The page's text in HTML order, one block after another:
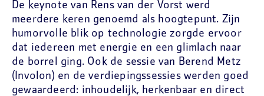
De keynote van Rens van der Vorst werd
meerdere keren genoemd als hoogtepunt. Zijn
humorvolle blik op technologie zorgde ervoor
dat iedereen met energie en een glimlach naar
de borrel ging. Ook de sessie van Berend Metz
(Involon) en de verdiepingssessies werden goed
gewaardeerd: inhoudelijk, herkenbaar en direct